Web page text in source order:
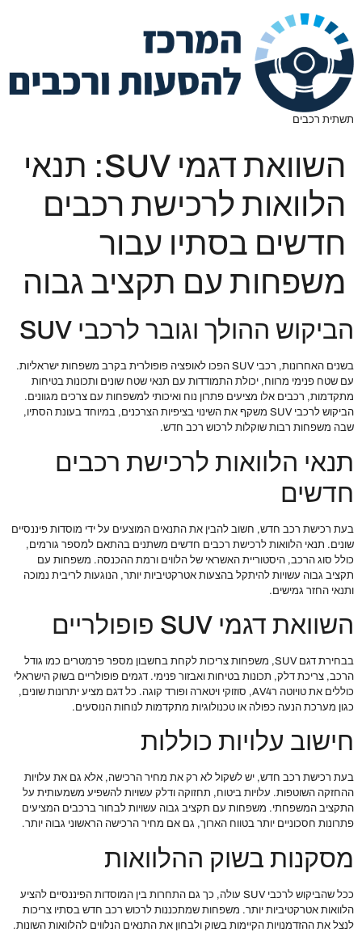
תשתית רכבים
השוואת דגמי SUV: תנאי
הלוואות לרכישת רכבים
חדשים בסתיו עבור
משפחות עם תקציב גבוה
הביקוש ההולך וגובר לרכבי SUV
בשנים האחרונות, רכבי SUV הפכו לאופציה פופולרית בקרב משפחות ישראליות.
עם שטח פנימי מרווח, יכולת התמודדות עם תנאי שטח שונים ותכונות בטיחות
מתקדמות, רכבים אלו מציעים פתרון נוח ואיכותי למשפחות עם צרכים מגוונים.
הביקוש לרכבי SUV משקף את השינוי בציפיות הצרכנים, במיוחד בעונת הסתיו,
שבה משפחות רבות שוקלות לרכוש רכב חדש.
תנאי הלוואות לרכישת רכבים
חדשים
בעת רכישת רכב חדש, חשוב להבין את התנאים המוצעים על ידי מוסדות פיננסיים
שונים. תנאי הלוואות לרכישת רכבים חדשים משתנים בהתאם למספר גורמים,
כולל סוג הרכב, היסטוריית האשראי של הלווים ורמת ההכנסה. משפחות עם
תקציב גבוה עשויות להיתקל בהצעות אטרקטיביות יותר, הנוגעות לריבית נמוכה
ותנאי החזר גמישים.
השוואת דגמי SUV פופולריים
בבחירת דגם SUV, משפחות צריכות לקחת בחשבון מספר פרמטרים כמו גודל
הרכב, צריכת דלק, תכונות בטיחות ואבזור פנימי. דגמים פופולריים בשוק הישראלי
כוללים את טויוטה רAV4, סוזוקי ויטארה ופורד קוגה. כל דגם מציע יתרונות שונים,
כגון מערכת הנעה כפולה או טכנולוגיות מתקדמות לנוחות הנוסעים.
חישוב עלויות כוללות
בעת רכישת רכב חדש, יש לשקול לא רק את מחיר הרכישה, אלא גם את עלויות
ההחזקה השוטפות. עלויות ביטוח, תחזוקה ודלק עשויות להשפיע משמעותית על
התקציב המשפחתי. משפחות עם תקציב גבוה עשויות לבחור ברכבים המציעים
פתרונות חסכוניים יותר בטווח הארוך, גם אם מחיר הרכישה הראשוני גבוה יותר.
מסקנות בשוק ההלוואות
ככל שהביקוש לרכבי SUV עולה, כך גם התחרות בין המוסדות הפיננסיים להציע
הלוואות אטרקטיביות יותר. משפחות שמתכננות לרכוש רכב חדש בסתיו צריכות
לנצל את ההזדמנויות הקיימות בשוק ולבחון את התנאים הנלווים להלוואות השונות.